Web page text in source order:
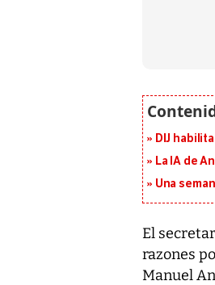
DIJ
La IA de
Una
El
razones
Manuel